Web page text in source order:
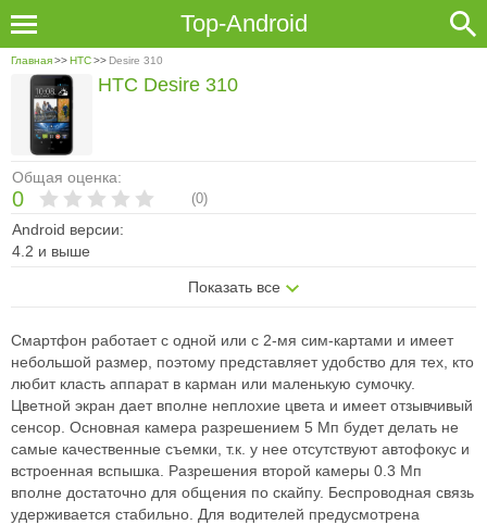
Top-Android
Главная>>HTC>> Desire 310
Общая оценка:
0 (0)
Android версии:
4.2 и выше
Показать все
HTC Desire 310
Смартфон работает с одной или с 2-мя сим-картами и имеет
небольшой размер, поэтому представляет удобство для тех, кто
любит класть аппарат в карман или маленькую сумочку.
Цветной экран дает вполне неплохие цвета и имеет отзывчивый
сенсор. Основная камера разрешением 5 Мп будет делать не
самые качественные съемки, т.к. у нее отсутствуют автофокус и
встроенная вспышка. Разрешения второй камеры 0.3 Мп
вполне достаточно для общения по скайпу. Беспроводная связь
удерживается стабильно. Для водителей предусмотрена